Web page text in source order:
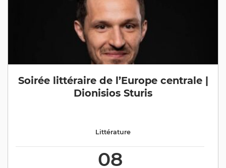
Soirée littéraire de l’Europe centrale |
Dionisios Sturis
08
Littérature